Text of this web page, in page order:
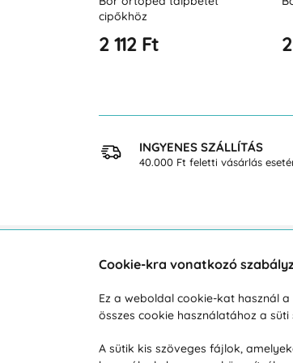
cipőkhöz
2 112 Ft
INGYENES SZÁLLÍTÁS
40.000 Ft feletti vásárlás
Hétköznap 8:00-tól 16:00-ig
info@vohy.hu
Cookie-kra vonatkozó
Ez a weboldal cookie-kat használ
összes cookie használatához a
A sütik kis szöveges fájlok,